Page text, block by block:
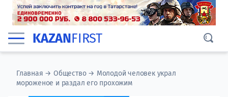
KAZANFIRST
Главная →Общество→ Молодой человек украл
мороженое и раздал его прохожим